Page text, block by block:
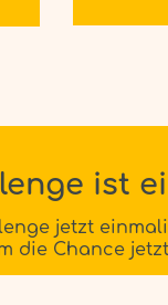
ist
jetzt
die Chance